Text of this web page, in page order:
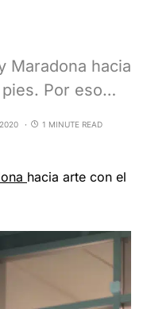
Maradona hacia
Por eso…
1 MINUTE READ
hacia arte con el